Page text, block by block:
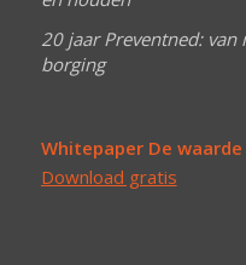
20 jaar Preventned: van
borging
Whitepaper De
Download gratis